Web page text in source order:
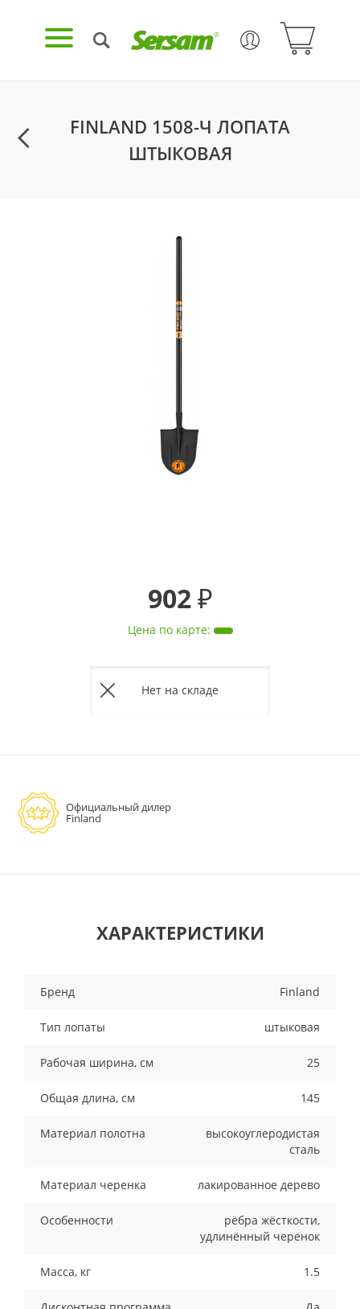
FINLAND 1508-Ч ЛОПАТА
ШТЫКОВАЯ
902 ₽
Цена по карте:
Нет на складе
Официальный дилер
Finland
ХАРАКТЕРИСТИКИ
Бренд Finland
Тип лопаты штыковая
Рабочая ширина, см 25
Общая длина, см 145
Материал полотна
высокоуглеродистая
сталь
Материал черенка лакированное дерево
Особенности
рёбра жёсткости,
удлинённый черенок
Масса, кг 1.5